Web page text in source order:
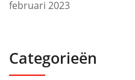
februari 2023
Categorieën